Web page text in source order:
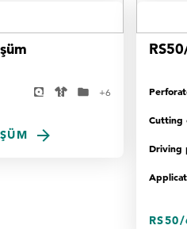
+6
Cutting
Driving